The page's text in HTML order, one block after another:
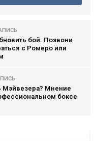
бой: Позвони
с Ромеро или
Мэйвезера? Мнение
боксе